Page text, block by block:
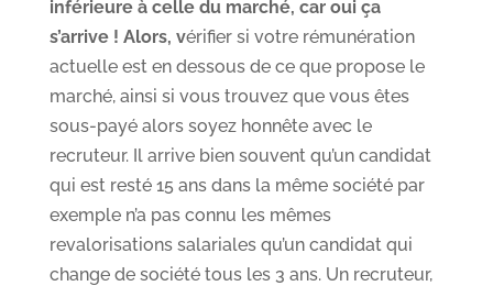
inférieure à celle du marché, car oui ça
s’arrive ! Alors, vérifier si votre rémunération
actuelle est en dessous de ce que propose le
marché, ainsi si vous trouvez que vous êtes
sous-payé alors soyez honnête avec le
recruteur. Il arrive bien souvent qu’un candidat
qui est resté 15 ans dans la même société par
exemple n’a pas connu les mêmes
revalorisations salariales qu’un candidat qui
change de société tous les 3 ans. Un recruteur,